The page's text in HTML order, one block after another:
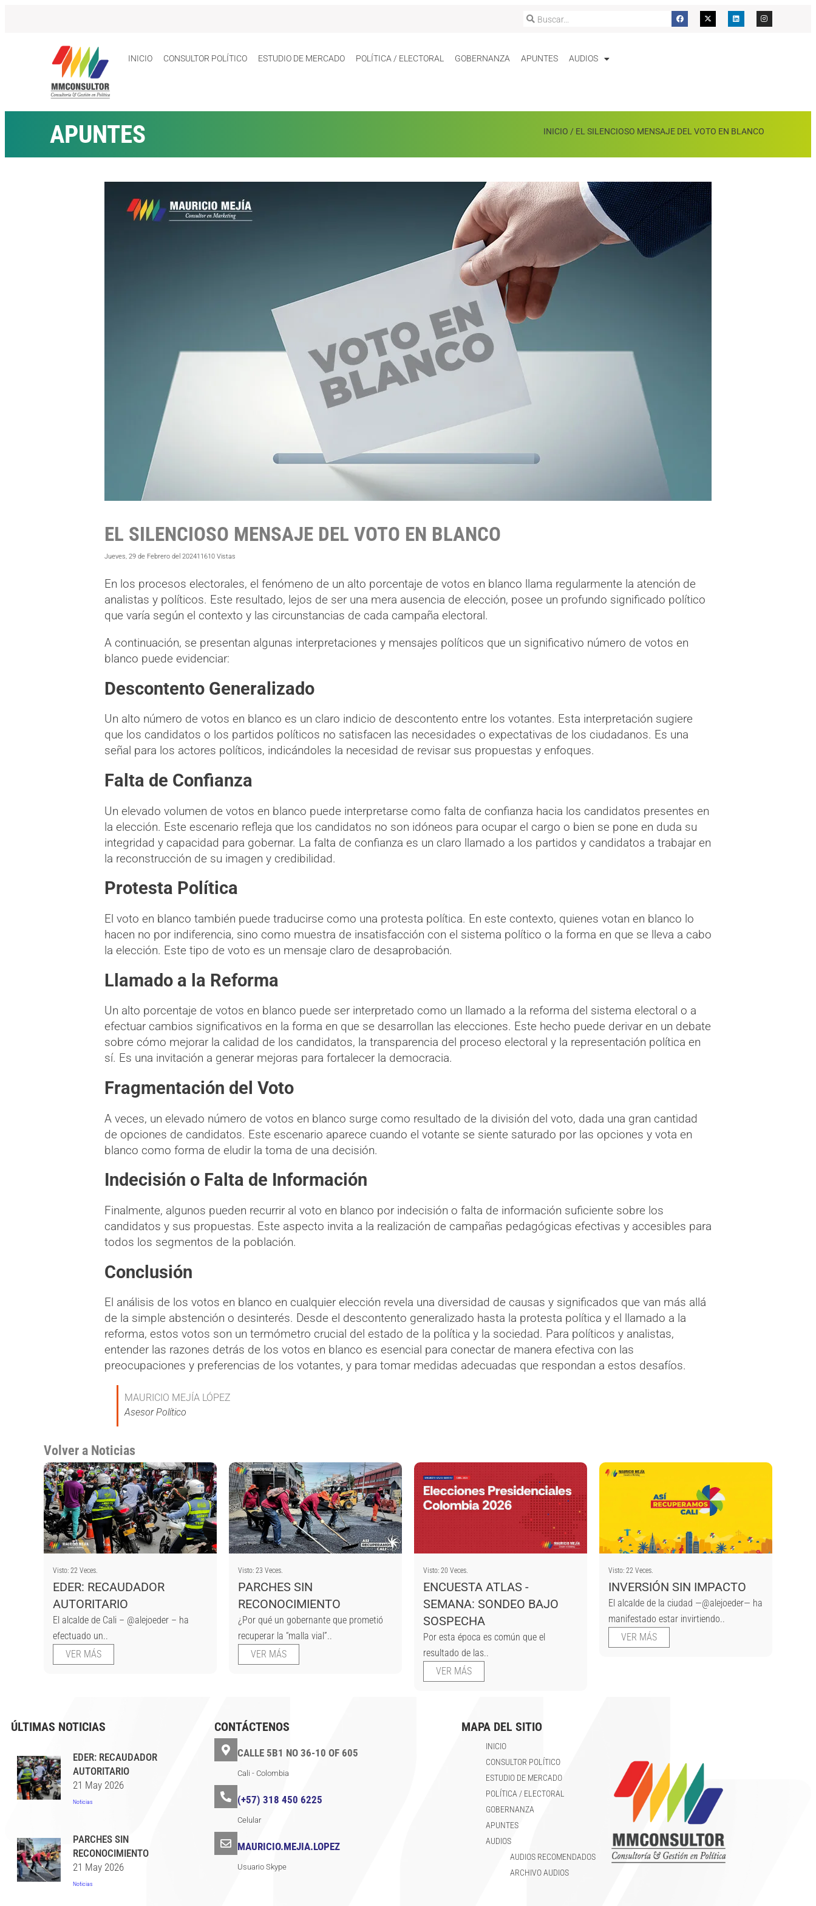
INICIO CONSULTOR POLÍTICO ESTUDIO DE MERCADO POLÍTICA / ELECTORAL GOBERNANZA APUNTES AUDIOS
APUNTES INICIO / EL SILENCIOSO MENSAJE DEL VOTO EN BLANCO
EL SILENCIOSO MENSAJE DEL VOTO EN BLANCO
Jueves, 29 de Febrero del 202411610 Vistas
En los procesos electorales, el fenómeno de un alto porcentaje de votos en blanco llama regularmente la atención de
analistas y políticos. Este resultado, lejos de ser una mera ausencia de elección, posee un profundo significado político
que varía según el contexto y las circunstancias de cada campaña electoral.
A continuación, se presentan algunas interpretaciones y mensajes políticos que un significativo número de votos en
blanco puede evidenciar:
Descontento Generalizado
Un alto número de votos en blanco es un claro indicio de descontento entre los votantes. Esta interpretación sugiere
que los candidatos o los partidos políticos no satisfacen las necesidades o expectativas de los ciudadanos. Es una
señal para los actores políticos, indicándoles la necesidad de revisar sus propuestas y enfoques.
Falta de Confianza
Un elevado volumen de votos en blanco puede interpretarse como falta de confianza hacia los candidatos presentes en
la elección. Este escenario refleja que los candidatos no son idóneos para ocupar el cargo o bien se pone en duda su
integridad y capacidad para gobernar. La falta de confianza es un claro llamado a los partidos y candidatos a trabajar en
la reconstrucción de su imagen y credibilidad.
Protesta Política
El voto en blanco también puede traducirse como una protesta política. En este contexto, quienes votan en blanco lo
hacen no por indiferencia, sino como muestra de insatisfacción con el sistema político o la forma en que se lleva a cabo
la elección. Este tipo de voto es un mensaje claro de desaprobación.
Llamado a la Reforma
Un alto porcentaje de votos en blanco puede ser interpretado como un llamado a la reforma del sistema electoral o a
efectuar cambios significativos en la forma en que se desarrollan las elecciones. Este hecho puede derivar en un debate
sobre cómo mejorar la calidad de los candidatos, la transparencia del proceso electoral y la representación política en
sí. Es una invitación a generar mejoras para fortalecer la democracia.
Fragmentación del Voto
A veces, un elevado número de votos en blanco surge como resultado de la división del voto, dada una gran cantidad
de opciones de candidatos. Este escenario aparece cuando el votante se siente saturado por las opciones y vota en
blanco como forma de eludir la toma de una decisión.
Indecisión o Falta de Información
Finalmente, algunos pueden recurrir al voto en blanco por indecisión o falta de información suficiente sobre los
candidatos y sus propuestas. Este aspecto invita a la realización de campañas pedagógicas efectivas y accesibles para
todos los segmentos de la población.
Conclusión
El análisis de los votos en blanco en cualquier elección revela una diversidad de causas y significados que van más allá
de la simple abstención o desinterés. Desde el descontento generalizado hasta la protesta política y el llamado a la
reforma, estos votos son un termómetro crucial del estado de la política y la sociedad. Para políticos y analistas,
entender las razones detrás de los votos en blanco es esencial para conectar de manera efectiva con las
preocupaciones y preferencias de los votantes, y para tomar medidas adecuadas que respondan a estos desafíos.
MAURICIO MEJÍA LÓPEZ
Asesor Político
Volver a Noticias
Visto: 22 Veces.
EDER: RECAUDADOR
AUTORITARIO
El alcalde de Cali – @alejoeder – ha
efectuado un..
VER MÁS
Visto: 23 Veces.
PARCHES SIN
RECONOCIMIENTO
¿Por qué un gobernante que prometió
recuperar la “malla vial”..
VER MÁS
Visto: 20 Veces.
ENCUESTA ATLAS -
SEMANA: SONDEO BAJO
SOSPECHA
Por esta época es común que el
resultado de las..
VER MÁS
Visto: 22 Veces.
INVERSIÓN SIN IMPACTO
El alcalde de la ciudad —@alejoeder— ha
manifestado estar invirtiendo..
VER MÁS
ÚLTIMAS NOTICIAS
EDER: RECAUDADOR
AUTORITARIO
21 May 2026
Noticias
PARCHES SIN
RECONOCIMIENTO
21 May 2026
Noticias
CONTÁCTENOS
CALLE 5B1 NO 36-10 OF 605
Cali - Colombia
(+57) 318 450 6225
Celular
MAURICIO.MEJIA.LOPEZ
Usuario Skype
MAPA DEL SITIO
INICIO
CONSULTOR POLÍTICO
ESTUDIO DE MERCADO
POLÍTICA / ELECTORAL
GOBERNANZA
APUNTES
AUDIOS
AUDIOS RECOMENDADOS
ARCHIVO AUDIOS